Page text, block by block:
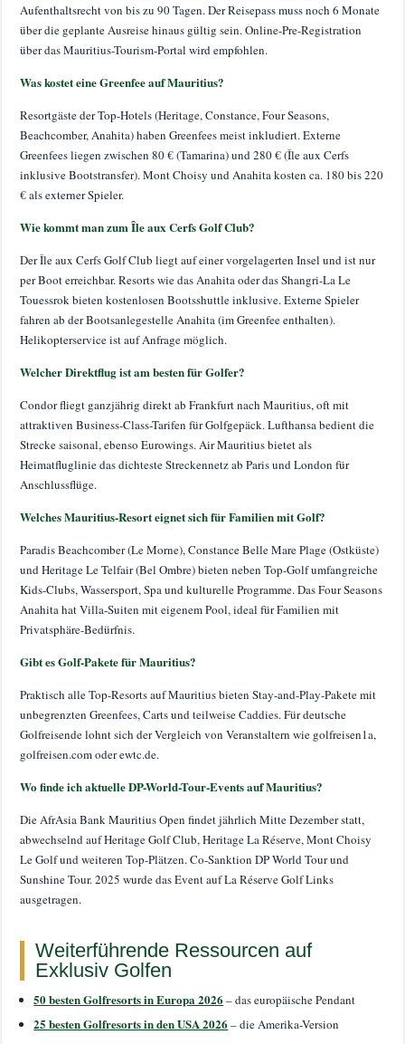
Aufenthaltsrecht von bis zu 90 Tagen. Der Reisepass muss noch 6 Monate
über die geplante Ausreise hinaus gültig sein. Online-Pre-Registration
über das Mauritius-Tourism-Portal wird empfohlen.
Was kostet eine Greenfee auf Mauritius?
Resortgäste der Top-Hotels (Heritage, Constance, Four Seasons,
Beachcomber, Anahita) haben Greenfees meist inkludiert. Externe
Greenfees liegen zwischen 80 € (Tamarina) und 280 € (Île aux Cerfs
inklusive Bootstransfer). Mont Choisy und Anahita kosten ca. 180 bis 220
€ als externer Spieler.
Wie kommt man zum Île aux Cerfs Golf Club?
Der Île aux Cerfs Golf Club liegt auf einer vorgelagerten Insel und ist nur
per Boot erreichbar. Resorts wie das Anahita oder das Shangri-La Le
Touessrok bieten kostenlosen Bootsshuttle inklusive. Externe Spieler
fahren ab der Bootsanlegestelle Anahita (im Greenfee enthalten).
Helikopterservice ist auf Anfrage möglich.
Welcher Direktflug ist am besten für Golfer?
Condor fliegt ganzjährig direkt ab Frankfurt nach Mauritius, oft mit
attraktiven Business-Class-Tarifen für Golfgepäck. Lufthansa bedient die
Strecke saisonal, ebenso Eurowings. Air Mauritius bietet als
Heimatfluglinie das dichteste Streckennetz ab Paris und London für
Anschlussflüge.
Welches Mauritius-Resort eignet sich für Familien mit Golf?
Paradis Beachcomber (Le Morne), Constance Belle Mare Plage (Ostküste)
und Heritage Le Telfair (Bel Ombre) bieten neben Top-Golf umfangreiche
Kids-Clubs, Wassersport, Spa und kulturelle Programme. Das Four Seasons
Anahita hat Villa-Suiten mit eigenem Pool, ideal für Familien mit
Privatsphäre-Bedürfnis.
Gibt es Golf-Pakete für Mauritius?
Praktisch alle Top-Resorts auf Mauritius bieten Stay-and-Play-Pakete mit
unbegrenzten Greenfees, Carts und teilweise Caddies. Für deutsche
Golfreisende lohnt sich der Vergleich von Veranstaltern wie golfreisen1a,
golfreisen.com oder ewtc.de.
Wo finde ich aktuelle DP-World-Tour-Events auf Mauritius?
Die AfrAsia Bank Mauritius Open findet jährlich Mitte Dezember statt,
abwechselnd auf Heritage Golf Club, Heritage La Réserve, Mont Choisy
Le Golf und weiteren Top-Plätzen. Co-Sanktion DP World Tour und
Sunshine Tour. 2025 wurde das Event auf La Réserve Golf Links
ausgetragen.
Weiterführende Ressourcen auf
Exklusiv Golfen
50 besten Golfresorts in Europa 2026 – das europäische Pendant
25 besten Golfresorts in den USA 2026 – die Amerika-Version